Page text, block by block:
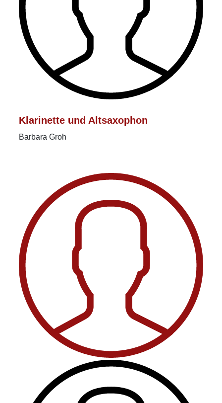
Klarinette und Altsaxophon
Barbara Groh